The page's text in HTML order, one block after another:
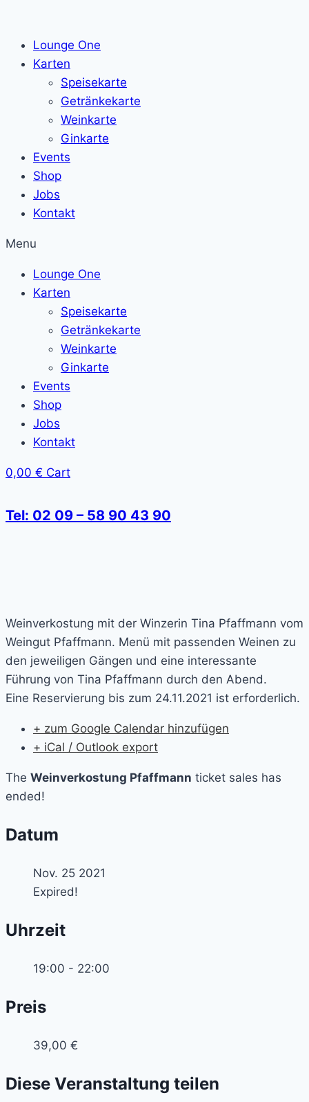
springenLounge One
Karten
Speisekarte
Getränkekarte
Weinkarte
Ginkarte
Events
Shop
Jobs
Kontakt
Menu
Lounge One
Karten
Speisekarte
Getränkekarte
Weinkarte
Ginkarte
Events
Shop
Jobs
Kontakt
0,00 € Cart
Tel: 02 09 – 58 90 43 90
Weinverkostung mit der Winzerin Tina Pfaffmann vom
Weingut Pfaffmann. Menü mit passenden Weinen zu
den jeweiligen Gängen und eine interessante
Führung von Tina Pfaffmann durch den Abend.
Eine Reservierung bis zum 24.11.2021 ist erforderlich.
+ zum Google Calendar hinzufügen
+ iCal / Outlook export
The Weinverkostung Pfaffmann ticket sales has
ended!
Datum
Nov. 25 2021
Expired!
Uhrzeit
19:00 - 22:00
Preis
39,00 €
Diese Veranstaltung teilen